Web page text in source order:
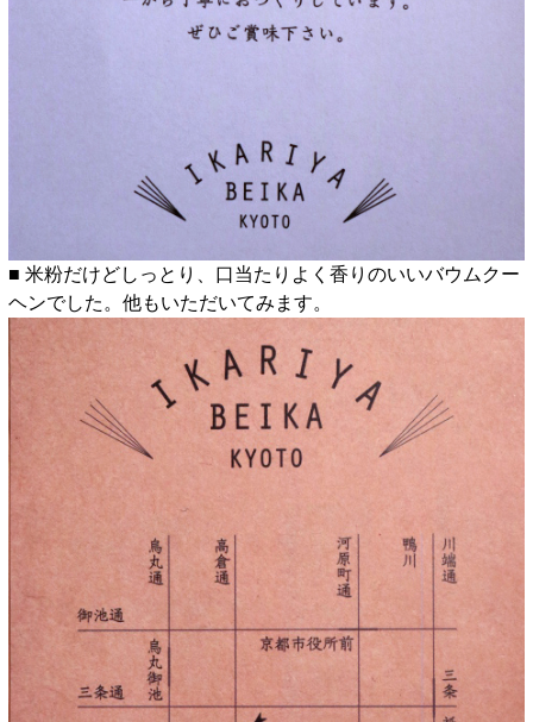
■ 米粉だけどしっとり、口当たりよく香りのいいバウムクー
ヘンでした。他もいただいてみます。